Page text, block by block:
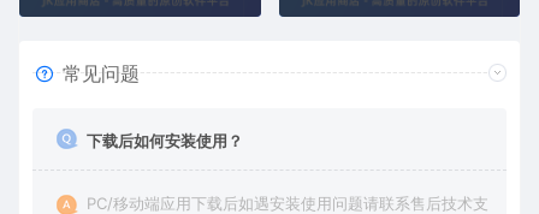
常见问题
下载后如何安装使用？
PC/移动端应用下载后如遇安装使用问题请联系售后技术支